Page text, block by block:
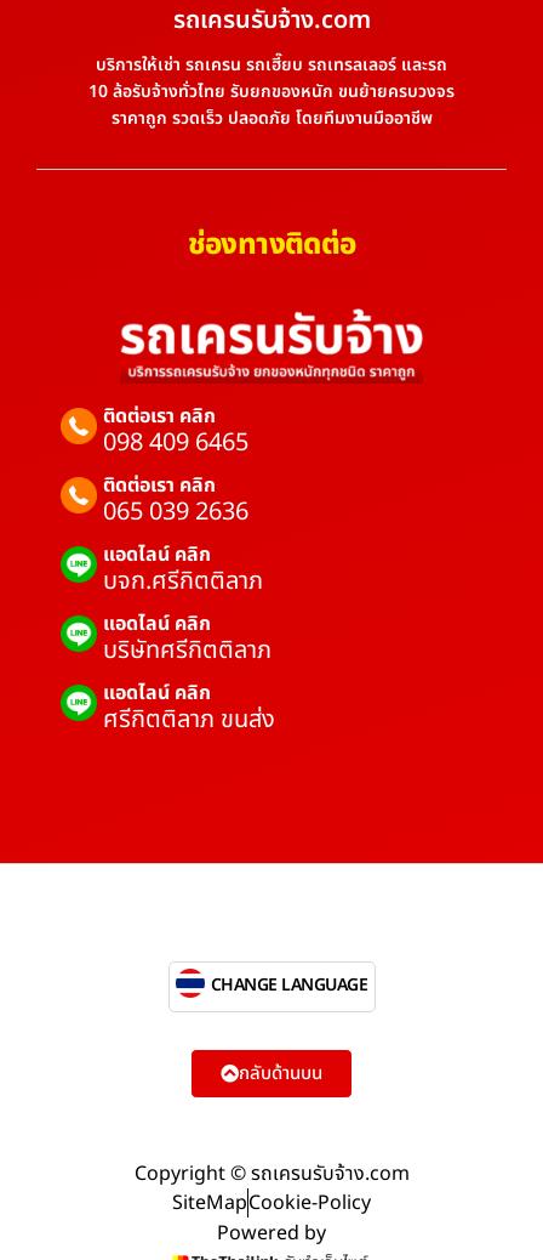
รถเครนรับจ้าง.com
บริการให้เช่า รถเครน รถเฮี๊ยบ รถเทรลเลอร์ และรถ
10 ล้อรับจ้างทั่วไทย รับยกของหนัก ขนย้ายครบวงจร
ราคาถูก รวดเร็ว ปลอดภัย โดยทีมงานมืออาชีพ
ช่องทางติดต่อ
ติดต่อเรา คลิก
098 409 6465
ติดต่อเรา คลิก
065 039 2636
แอดไลน์ คลิก
บจก.ศรีกิตติลาภ
แอดไลน์ คลิก
บริษัทศรีกิตติลาภ
แอดไลน์ คลิก
ศรีกิตติลาภ ขนส่ง
Copyright © รถเครนรับจ้าง.com
SiteMapCookie-Policy
Powered by
CHANGE LANGUAGE
กลับด้านบน